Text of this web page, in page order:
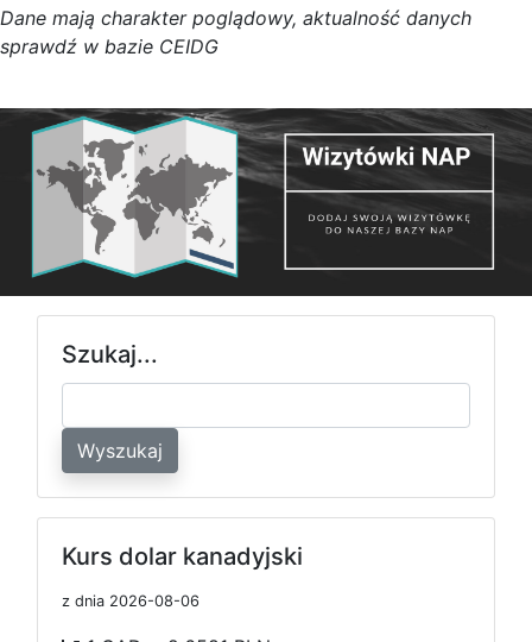
Dane mają charakter poglądowy, aktualność danych
sprawdź w bazie CEIDG
Szukaj...
Wyszukaj
Kurs dolar kanadyjski
z dnia 2026-08-06